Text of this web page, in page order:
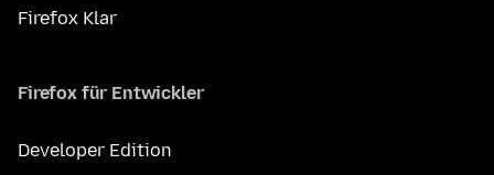
Firefox Klar
Firefox für Entwickler
Developer Edition